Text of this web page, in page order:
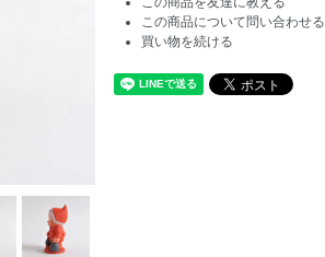
この商品について問い合わせる
買い物を続ける